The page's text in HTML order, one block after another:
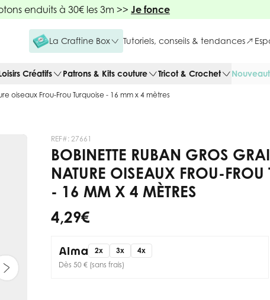
enduits à 30€ les 3m >> Je fonce
La Craftine Box Tutoriels, conseils & tendances
Créatifs Patrons & Kits couture Tricot & Crochet
oiseaux Frou-Frou Turquoise - 16 mm x 4 mètres
REF#: 27661
BOBINETTE RUBAN GROS
NATURE OISEAUX FROU-FROU
- 16 MM X 4 MÈTRES
4,29 €
2x 3x
4x
Dès 50 € (sans frais)